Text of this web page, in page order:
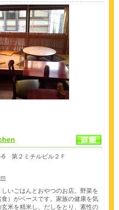
6 第２ミチルビル２Ｆ
いごはんとおやつのお店。野菜を
）がベースです。家族の健康を気
米を精米し、だしをとり、素性の